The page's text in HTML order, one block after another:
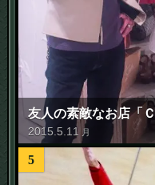
友人の素敵なお店「
2015 5 11 月
5